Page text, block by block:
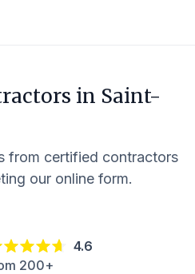
in Saint-
from certified contractors
our online form.
4.6
200+